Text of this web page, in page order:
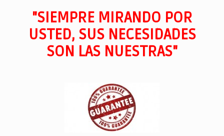
"SIEMPRE MIRANDO POR
USTED, SUS NECESIDADES
SON LAS NUESTRAS"